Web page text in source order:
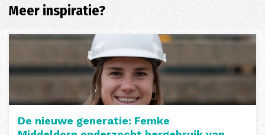
Meer inspiratie?
De nieuwe generatie: Femke